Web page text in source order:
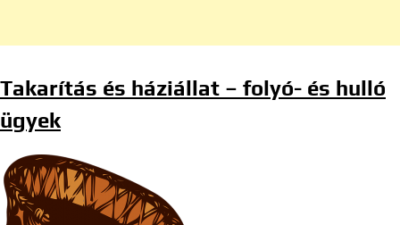
Takarítás és háziállat – folyó- és hulló
ügyek